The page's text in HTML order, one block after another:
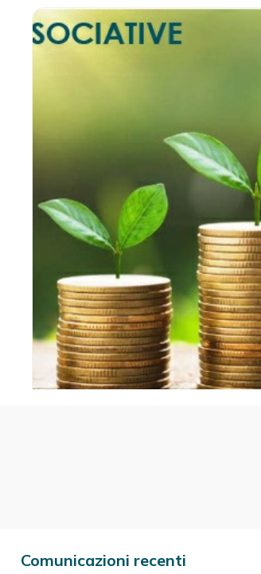
Comunicazioni recenti